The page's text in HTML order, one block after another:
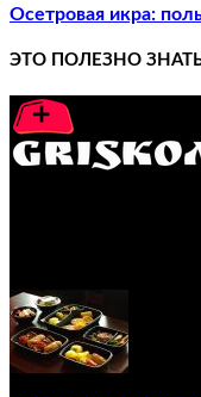
Осетровая икра:
ЭТО ПОЛЕЗНО